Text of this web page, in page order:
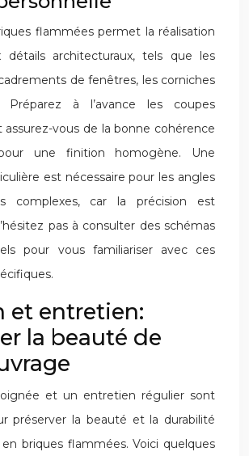
flammées permet la réalisation
détails architecturaux, tels que les
de fenêtres, les corniches
à l’avance les coupes
assurez-vous de la bonne cohérence
une finition homogène. Une
est nécessaire pour les angles
complexes, car la précision est
pas à consulter des schémas
pour vous familiariser avec ces
et entretien:
la beauté de
et un entretien régulier sont
préserver la beauté et la durabilité
briques flammées. Voici quelques